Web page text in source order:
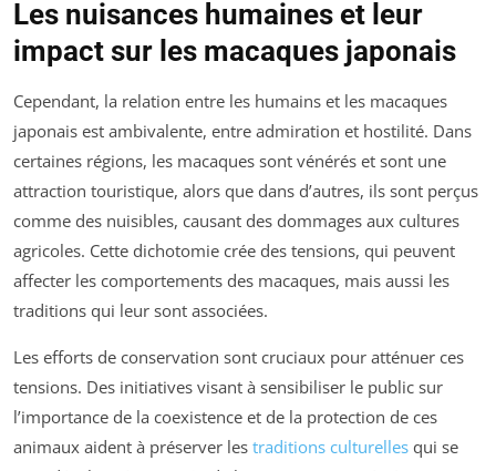
Les nuisances humaines et leur
impact sur les macaques japonais
Cependant, la relation entre les humains et les macaques
japonais est ambivalente, entre admiration et hostilité. Dans
certaines régions, les macaques sont vénérés et sont une
attraction touristique, alors que dans d’autres, ils sont perçus
comme des nuisibles, causant des dommages aux cultures
agricoles. Cette dichotomie crée des tensions, qui peuvent
affecter les comportements des macaques, mais aussi les
traditions qui leur sont associées.
Les efforts de conservation sont cruciaux pour atténuer ces
tensions. Des initiatives visant à sensibiliser le public sur
l’importance de la coexistence et de la protection de ces
animaux aident à préserver les traditions culturelles qui se